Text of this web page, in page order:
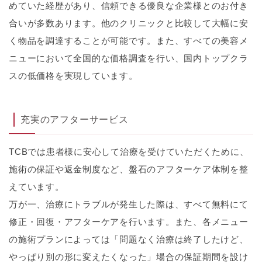
めていた経歴があり、信頼できる優良な企業様とのお付き
合いが多数あります。他のクリニックと比較して大幅に安
く物品を調達することが可能です。また、すべての美容メ
ニューにおいて全国的な価格調査を行い、国内トップクラ
スの低価格を実現しています。
充実のアフターサービス
TCBでは患者様に安心して治療を受けていただくために、
施術の保証や返金制度など、盤石のアフターケア体制を整
えています。
万が一、治療にトラブルが発生した際は、すべて無料にて
修正・回復・アフターケアを行います。また、各メニュー
の施術プランによっては「問題なく治療は終了したけど、
やっぱり別の形に変えたくなった」場合の保証期間を設け